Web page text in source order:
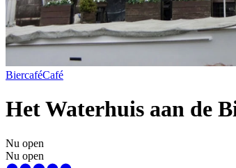
BiercaféCafé
Het Waterhuis aan de
Nu open
Nu open